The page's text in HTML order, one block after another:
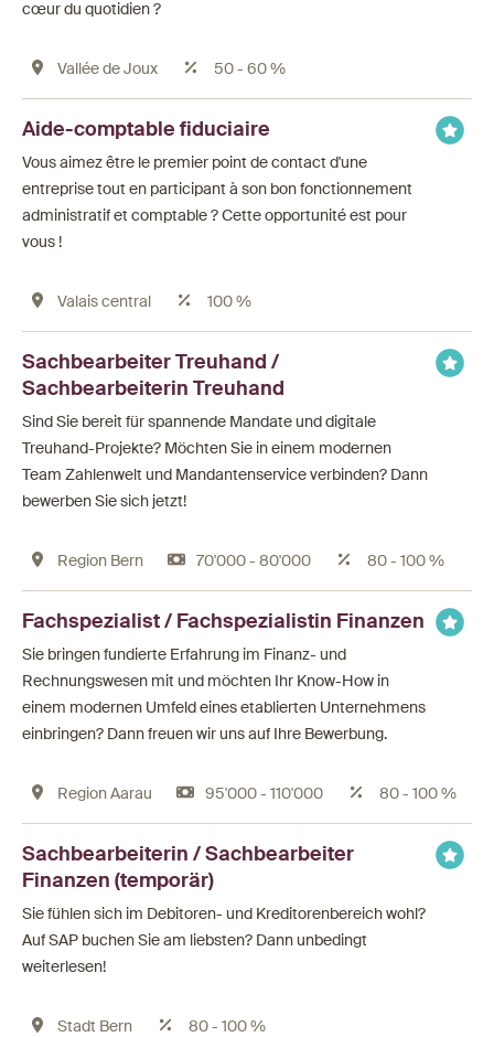
cœur du quotidien ?
Vallée de Joux 50 - 60 %
Aide-comptable fiduciaire
Vous aimez être le premier point de contact d'une
entreprise tout en participant à son bon fonctionnement
administratif et comptable ? Cette opportunité est pour
vous !
Valais central 100 %
Sachbearbeiter Treuhand /
Sachbearbeiterin Treuhand
Sind Sie bereit für spannende Mandate und digitale
Treuhand-Projekte? Möchten Sie in einem modernen
Team Zahlenwelt und Mandantenservice verbinden? Dann
bewerben Sie sich jetzt!
Region Bern 70'000 - 80'000 80 - 100 %
Fachspezialist / Fachspezialistin Finanzen
Sie bringen fundierte Erfahrung im Finanz- und
Rechnungswesen mit und möchten Ihr Know-How in
einem modernen Umfeld eines etablierten Unternehmens
einbringen? Dann freuen wir uns auf Ihre Bewerbung.
Region Aarau 95'000 - 110'000 80 - 100 %
Sachbearbeiterin / Sachbearbeiter
Finanzen (temporär)
Sie fühlen sich im Debitoren- und Kreditorenbereich wohl?
Auf SAP buchen Sie am liebsten? Dann unbedingt
weiterlesen!
Stadt Bern 80 - 100 %